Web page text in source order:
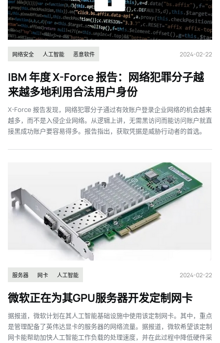
网络安全 人工智能 恶意软件 2024-02-22
IBM 年度 X-Force 报告：网络犯罪分子越
来越多地利用合法用户身份
X-Force 报告发现，网络犯罪分子通过有效账户登录企业网络的机会越来
越多，而不是入侵企业网络。从逻辑上讲，无需黑访问而能访问账户就直
接黑成功账户要容易得多。报告指出，获取凭据是威胁行动者的首选。
服务器 网卡 人工智能 2024-02-22
微软正在为其GPU服务器开发定制网卡
据报道，微软计划在其人工智能基础设施中使用该定制网卡。其中，重点
是管理配备了英伟达显卡的服务器的网络流量。据报道，微软希望该定制
网卡能帮助加快人工智能工作负载的处理速度，并在此过程中降低硬件采